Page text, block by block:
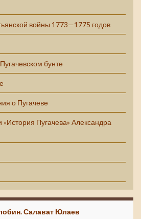
войны 1773—1775 годов
бунте
о Пугачеве
«История Пугачева» Александра
Салават Юлаев